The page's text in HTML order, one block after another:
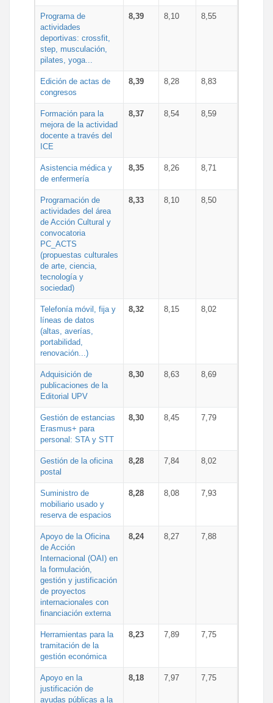
Programa de
actividades
deportivas: crossfit,
step, musculación,
pilates, yoga...
8,39 8,10 8,55
Edición de actas de
congresos
8,39 8,28 8,83
Formación para la
mejora de la actividad
docente a través del
ICE
8,37 8,54 8,59
Asistencia médica y
de enfermería
8,35 8,26 8,71
Programación de
actividades del área
de Acción Cultural y
convocatoria
PC_ACTS
(propuestas culturales
de arte, ciencia,
tecnología y
sociedad)
8,33 8,10 8,50
Telefonía móvil, fija y
líneas de datos
(altas, averías,
portabilidad,
renovación...)
8,32 8,15 8,02
Adquisición de
publicaciones de la
Editorial UPV
8,30 8,63 8,69
Gestión de estancias
Erasmus+ para
personal: STA y STT
8,30 8,45 7,79
Gestión de la oficina
postal
8,28 7,84 8,02
Suministro de
mobiliario usado y
reserva de espacios
8,28 8,08 7,93
Apoyo de la Oficina
de Acción
Internacional (OAI) en
la formulación,
gestión y justificación
de proyectos
internacionales con
financiación externa
8,24 8,27 7,88
Herramientas para la
tramitación de la
gestión económica
8,23 7,89 7,75
Apoyo en la
justificación de
ayudas públicas a la
8,18 7,97 7,75